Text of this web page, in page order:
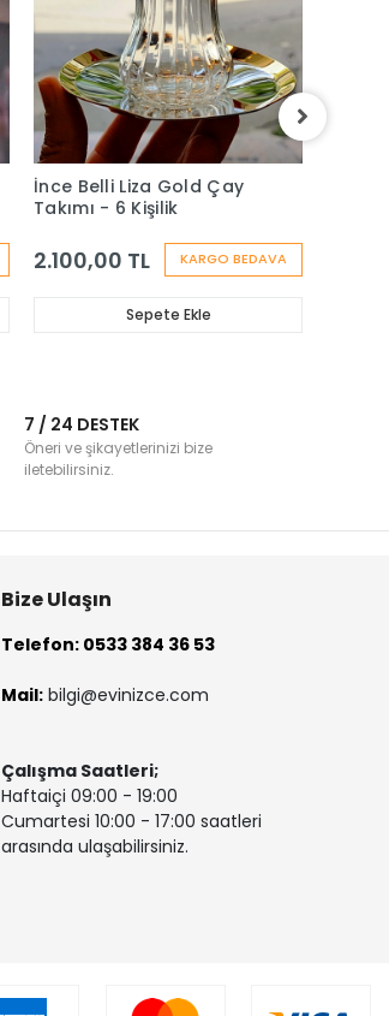
KARGO BEDAVA
İnce Belli Liza Gold Çay
Takımı - 6 Kişilik
2.100,00 TL
Sepete Ekle
7 / 24 DESTEK
Öneri ve şikayetlerinizi bize
iletebilirsiniz.
Bize Ulaşın
Telefon: 0533 384 36 53
Mail: bilgi@evinizce.com
Çalışma Saatleri;
Haftaiçi 09:00 - 19:00
Cumartesi 10:00 - 17:00 saatleri
arasında ulaşabilirsiniz.